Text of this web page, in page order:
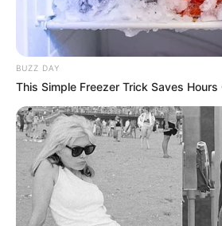
BUZZ DAY
This Simple Freezer Trick Saves Hours